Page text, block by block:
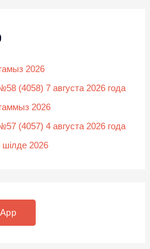
2026
(4058) 7 августа 2026 года
2026
(4057) 4 августа 2026 года
2026